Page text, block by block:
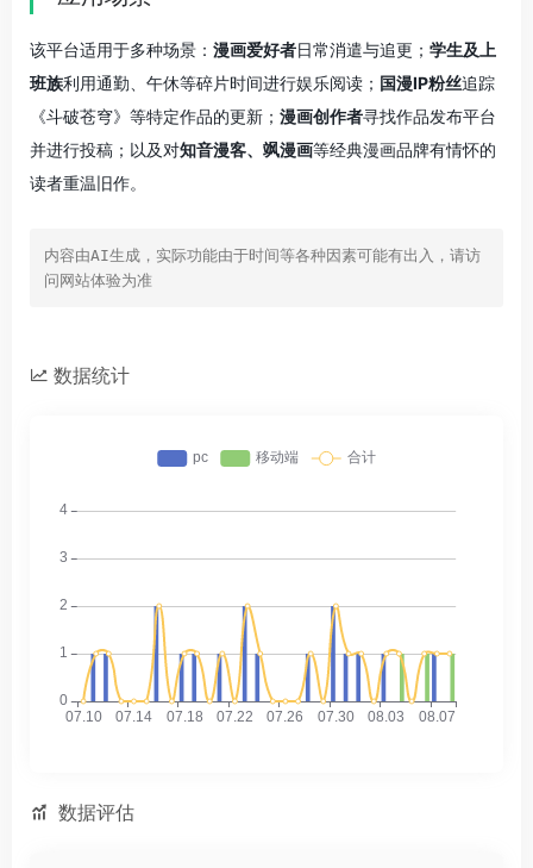
该平台适用于多种场景： 漫画爱好者日常消遣与追更； 学生及上
班族利用通勤、午休等碎片时间进行娱乐阅读； 国漫IP粉丝追踪
《斗破苍穹》等特定作品的更新； 漫画创作者寻找作品发布平台
并进行投稿；以及对知音漫客、飒漫画等经典漫画品牌有情怀的
读者重温旧作。
内容由AI生成，实际功能由于时间等各种因素可能有出入，请访
问网站体验为准
数据统计
数据评估